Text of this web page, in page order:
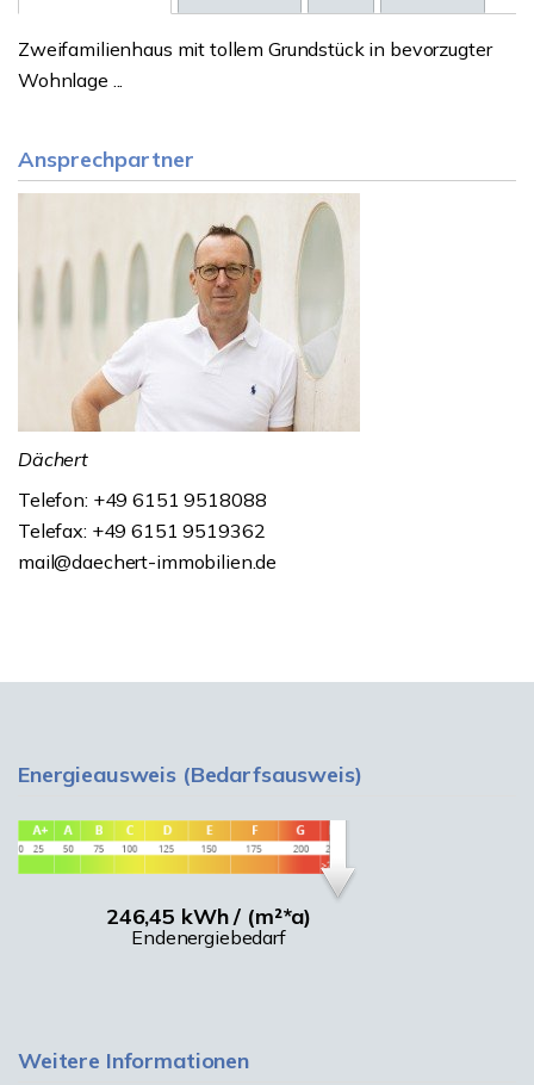
Zweifamilienhaus mit tollem Grundstück in bevorzugter
Wohnlage ...
Ansprechpartner
Dächert
Telefon: +49 6151 9518088
Telefax: +49 6151 9519362
mail@daechert-immobilien.de
Energieausweis (Bedarfsausweis)
246,45 kWh / (m²*a)
Endenergiebedarf
Weitere Informationen